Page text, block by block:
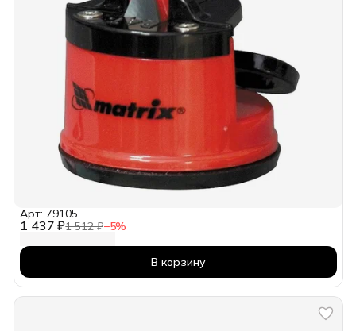
1 437 ₽1 512 ₽−5%
Арт: 79105
В корзину